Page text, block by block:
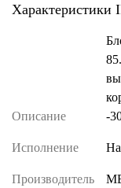
Характеристики
Описание
-
Исполнение
Производитель